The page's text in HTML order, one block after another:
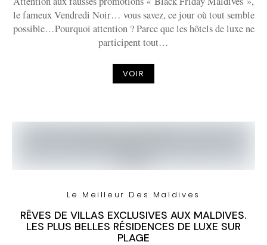
le fameux Vendredi Noir… vous savez, ce jour où tout semble
possible…Pourquoi attention ? Parce que les hôtels de luxe ne
participent tout…
VOIR
Le Meilleur Des Maldives
RÊVES DE VILLAS EXCLUSIVES AUX MALDIVES.
LES PLUS BELLES RÉSIDENCES DE LUXE SUR
PLAGE